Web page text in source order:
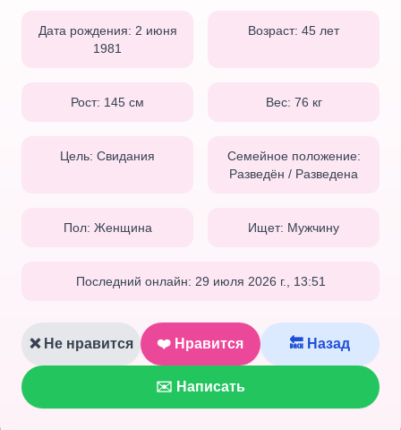
Дата рождения: 2 июня
1981
Возраст: 45 лет
Рост: 145 см Вес: 76 кг
Цель: Свидания
Семейное положение:
Разведён / Разведена
Пол: Женщина Ищет: Мужчину
Последний онлайн: 29 июля 2026 г., 13:51
❌ Не нравится ❤️ Нравится 🔙 Назад
✉️ Написать